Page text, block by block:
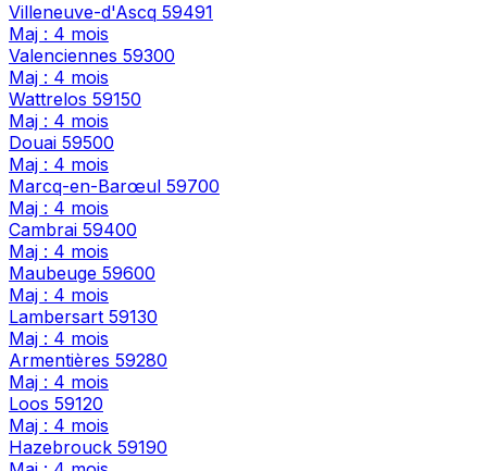
Villeneuve-d'Ascq 59491
Maj : 4 mois
Valenciennes 59300
Maj : 4 mois
Wattrelos 59150
Maj : 4 mois
Douai 59500
Maj : 4 mois
Marcq-en-Barœul 59700
Maj : 4 mois
Cambrai 59400
Maj : 4 mois
Maubeuge 59600
Maj : 4 mois
Lambersart 59130
Maj : 4 mois
Armentières 59280
Maj : 4 mois
Loos 59120
Maj : 4 mois
Hazebrouck 59190